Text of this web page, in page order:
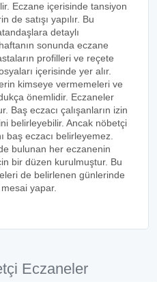
Eczane içerisinde tansiyon
de satışı yapılır. Bu
detaylı
sonunda eczane
profilleri ve reçete
içerisinde yer alır.
kimseye vermemeleri ve
önemlidir. Eczaneler
Baş eczacı çalışanların izin
belirleyebilir. Ancak nöbetçi
baş eczacı belirleyemez.
bulunan her eczanenin
bir düzen kurulmuştur. Bu
de belirlenen günlerinde
yapar.
Eczaneler